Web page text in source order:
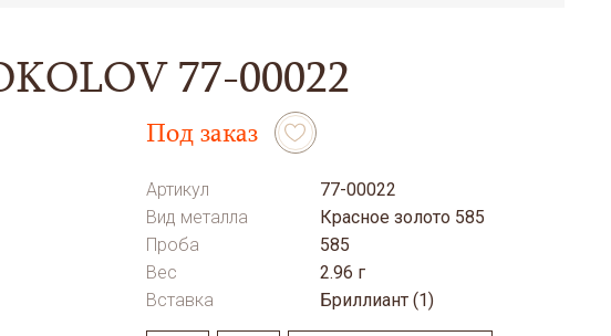
77-00022
Под заказ
Артикул
77-00022
Вид металла
Красное золото 585
Проба
585
Вес
2.96 г
Вставка
Бриллиант (1)